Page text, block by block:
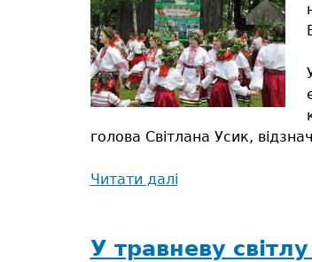
голова Світлана Усик,
Читати далі
У травневу